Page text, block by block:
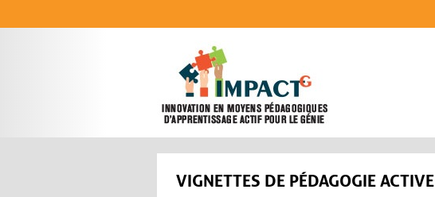
VIGNETTES DE PÉDAGOGIE ACTIVE